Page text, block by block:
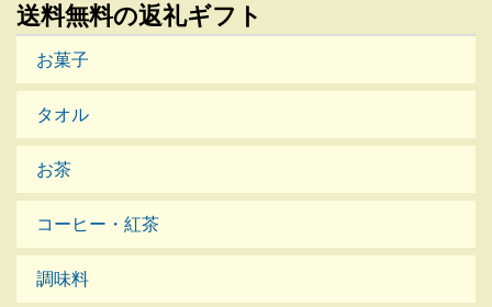
送料無料の返礼ギフト
お菓子
タオル
お茶
コーヒー・紅茶
調味料